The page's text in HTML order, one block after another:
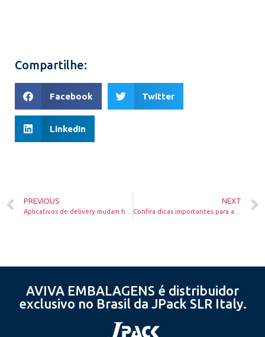
Compartilhe:
Facebook Twitter
LinkedIn
PREVIOUS NEXT
AVIVA EMBALAGENS é distribuidor
exclusivo no Brasil da JPack SLR Italy.